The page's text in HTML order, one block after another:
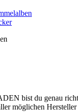
bist du genau
möglichen Hersteller